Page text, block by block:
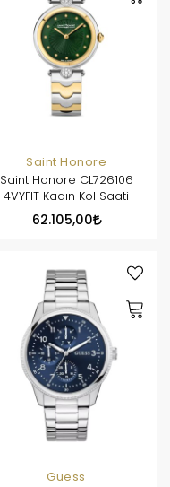
Saint Honore
Saint Honore CL726106
4VYFIT Kadın Kol Saati
62.105,00
Guess